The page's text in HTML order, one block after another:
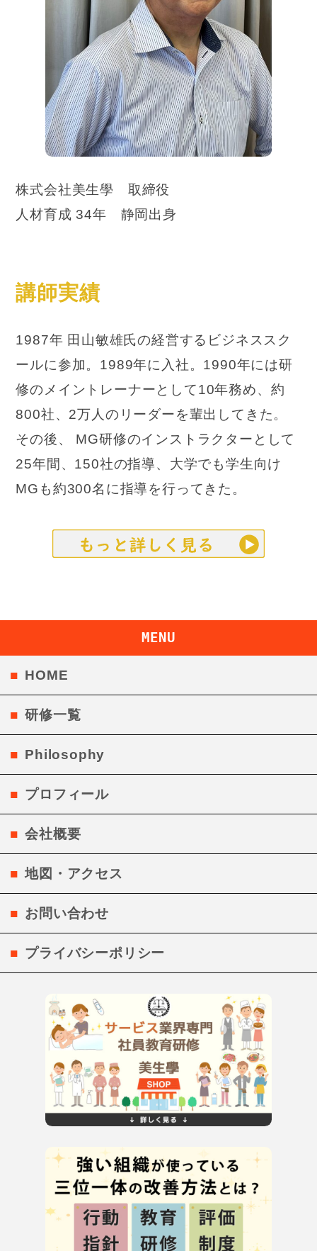
株式会社美生學 取締役
人材育成 34年 静岡出身
講師実績
1987年 田山敏雄氏の経営するビジネススク
ールに参加。1989年に入社。1990年には研
修のメイントレーナーとして10年務め、約
800社、2万人のリーダーを輩出してきた。
その後、 MG研修のインストラクターとして
25年間、150社の指導、大学でも学生向け
MGも約300名に指導を行ってきた。
MENU
HOME
研修一覧
Philosophy
プロフィール
会社概要
地図・アクセス
お問い合わせ
プライバシーポリシー